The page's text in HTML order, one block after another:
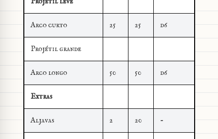
Arco curto 25 25 d6
Projétil grande
Arco longo 50 50 d6
Extras
Aljavas 2 20 -